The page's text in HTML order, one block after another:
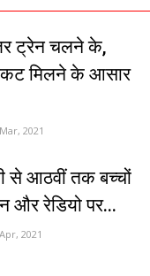
ट्रेन चलने के,
मिलने के आसार
2021
से आठवीं तक बच्चों
और रेडियो पर...
2021